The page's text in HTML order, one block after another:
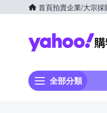
首頁拍賣企業/大宗採
全部分類